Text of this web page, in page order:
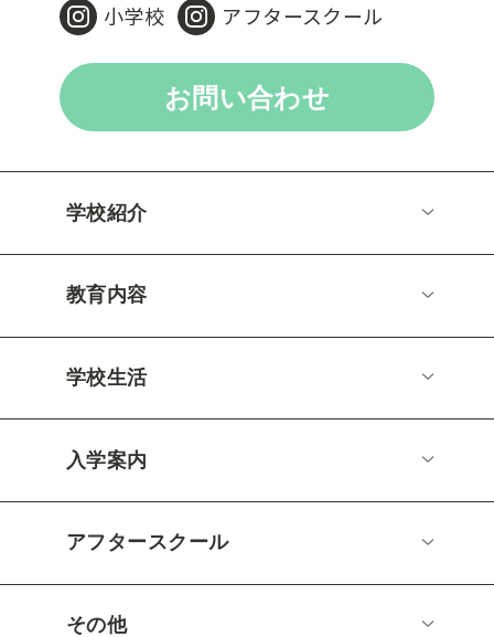
小学校 アフタースクール
お問い合わせ
学校紹介
教育内容
学校生活
入学案内
アフタースクール
その他